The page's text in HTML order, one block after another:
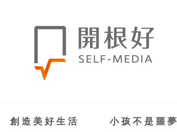
創造美好生活 小孩不是噩夢